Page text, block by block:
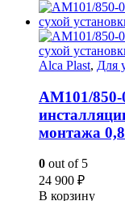
Alca Plast, Для
AM101/
монтажа
0 out of 5
24 900 ₽
В корзину